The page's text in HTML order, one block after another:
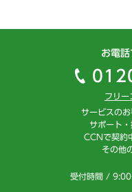
お電
フリー
サービスの
サポート
CCNで契約
その他
受付時間 / 9:00